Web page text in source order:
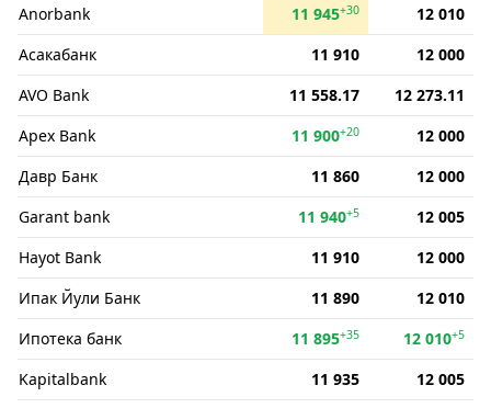
Anorbank
11 945+30
12 010
Асакабанк
11 910
12 000
AVO Bank
11 558.17
12 273.11
Apex Bank
11 900+20
12 000
Давр Банк
11 860
12 000
Garant bank
11 940+5
12 005
Hayot Bank
11 910
12 000
Ипак Йули Банк
11 890
12 010
Ипотека банк
11 895+35 12 010+5
Kapitalbank 11 935
12 005